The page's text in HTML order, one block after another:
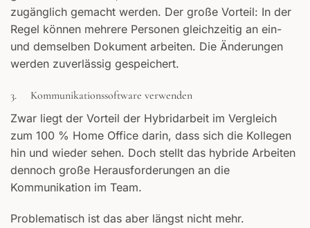
zugänglich gemacht werden. Der große Vorteil: In der
Regel können mehrere Personen gleichzeitig an ein-
und demselben Dokument arbeiten. Die Änderungen
werden zuverlässig gespeichert.
3. Kommunikationssoftware verwenden
Zwar liegt der Vorteil der Hybridarbeit im Vergleich
zum 100 % Home Office darin, dass sich die Kollegen
hin und wieder sehen. Doch stellt das hybride Arbeiten
dennoch große Herausforderungen an die
Kommunikation im Team.
Problematisch ist das aber längst nicht mehr.